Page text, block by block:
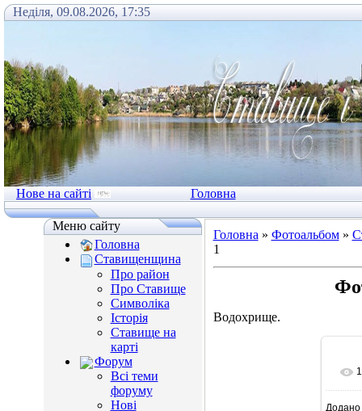
Неділя, 09.08.2026, 17:35
Нове на сайті Головна
Меню сайту
Головна
Ставищенщина
Про район
Про Ставище
Символіка
Історія
Ставище на
карті
Форум
Всі теми
форуму
Нові
Головна » Фотоальбом»
1
Водохрище.
Додано